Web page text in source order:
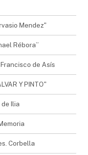
Mendez"
Rébora”
de Asís
Y PINTO"
Ilia
Corbella